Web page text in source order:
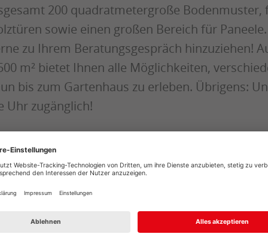
200 quadratmetergroße
sowie einen großen Bereich für
zu Ihrem Beratungsgespräch hinzuziehen!
m² bietet Ihnen alle Möglichkeiten,
bis zum Gartenhaus zu erleben. Übrigens:
Uhr zugänglich!
Sie interessieren sich für Ihre Vorteile als
Nehmen Sie gerne Kontakt mit uns auf für
Beratungsgespräch – oder besuchen Sie uns
bei Minden!